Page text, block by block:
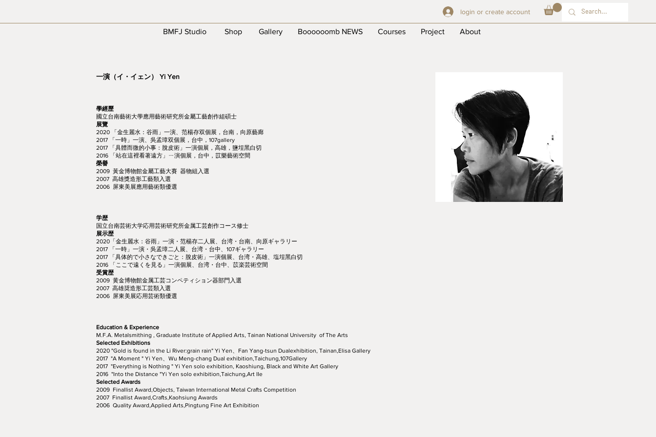
login or create account
BMFJ Studio Shop Gallery Boooooomb NEWS Courses Project About
一演（イ・イェン） Yi Yen
學經歷
國立台南藝術大學應用藝術研究所金屬工藝創作組碩士
展覽
2020 「金生麗水：谷雨」一演、范楊存双個展，台南，向原藝廊
2017 「一時」一演、吳孟璋双個展，台中，107gallery
2017 「具體而微的小事：脫皮術」一演個展，高雄，鹽埕黑白切
2016 「站在這裡看著遠方」ㄧ演個展，台中，苡樂藝術空間
榮譽
2009 黃金博物館金屬工藝大賽 器物組入選
2007 高雄獎造形工藝類入選
2006 屏東美展應用藝術類優選
学歴
国立台南芸術大学応用芸術研究所金属工芸創作コース修士
展示歴
2020「金生麗水：谷雨」一演・范楊存二人展、台湾・台南、向原ギャラリー
2017 「一時」一演・吳孟璋二人展、台湾・台中、107ギャラリー
2017 「具体的で小さなできごと：脫皮術」一演個展、台湾・高雄、塩埕黑白切
2016 「ここで遠くを見る」一演個展、台湾・台中、苡楽芸術空間
受賞歴
2009 黄金博物館金属工芸コンペティション器部門入選
2007 高雄奨造形工芸類入選
2006 屏東美展応用芸術類優選
Education & Experience
M.F.A. Metalsmithing , Graduate Institute of Applied Arts, Tainan National University of The Arts
Selected Exhibitions
2020 "Gold is found in the Li River:grain rain" Yi Yen、Fan Yang-tsun Dualexhibition, Tainan,Elisa Gallery
2017 "A Moment " Yi Yen、Wu Meng-chang Dual exhibition,Taichung,107Gallery
2017 "Everything is Nothing " Yi Yen solo exhibition, Kaoshiung, Black and White Art Gallery
2016 "Into the Distance "Yi Yen solo exhibition,Taichung,Art IIe
Selected Awards
2009 Finallist Award,Objects, Taiwan International Metal Crafts Competition
2007 Finallist Award,Crafts,Kaohsiung Awards
2006 Quality Award,Applied Arts,Pingtung Fine Art Exhibition